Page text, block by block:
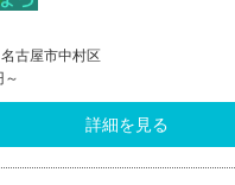
古屋市中村区
詳細を見る